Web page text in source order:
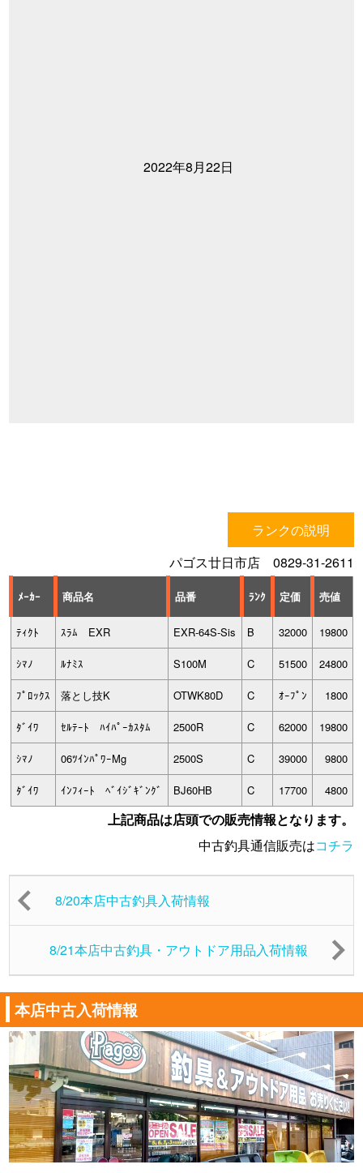
2022年8月22日
ランクの説明
パゴス廿日市店 0829-31-2611
ﾒｰｶｰ 商品名 品番 ﾗﾝｸ 定価 売値
ﾃｨｸﾄ ｽﾗﾑ EXR EXR-64S-Sis B 32000 19800
ｼﾏﾉ ﾙﾅﾐｽ S100M C 51500 24800
ﾌﾟﾛｯｸｽ 落とし技K OTWK80D C ｵｰﾌﾟﾝ 1800
ﾀﾞｲﾜ ｾﾙﾃｰﾄ ﾊｲﾊﾟｰｶｽﾀﾑ 2500R C 62000 19800
ｼﾏﾉ 06ﾂｲﾝﾊﾟﾜｰMg 2500S C 39000 9800
ﾀﾞｲﾜ ｲﾝﾌｨｰﾄ ﾍﾞｲｼﾞｷﾞﾝｸﾞ BJ60HB C 17700 4800
上記商品は店頭での販売情報となります。
中古釣具通信販売はコチラ
8/20本店中古釣具入荷情報
8/21本店中古釣具・アウトドア用品入荷情報
本店中古入荷情報